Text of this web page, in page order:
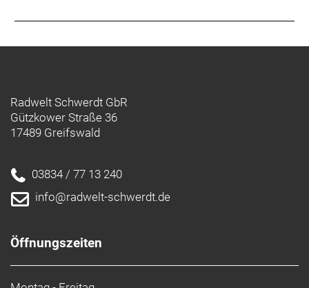
Radwelt Schwerdt GbR
Gützkower Straße 36
17489 Greifswald
03834 / 77 13 240
info@radwelt-schwerdt.de
Öffnungszeiten